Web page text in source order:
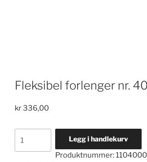
Fleksibel forlenger nr.
kr336,00
Legg i handlekurv
Produktnummer: